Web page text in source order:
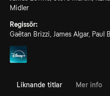
Midler
Regissör:
Gaëtan Brizzi, James Algar, Paul
Liknande titlar Mer info